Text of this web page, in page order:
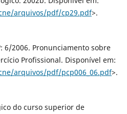
arquivos/pdf/cp29.pdf>.
6/2006. Pronunciamento sobre
Profissional. Disponível em:
arquivos/pdf/pcp006_06.pdf>.
do curso superior de